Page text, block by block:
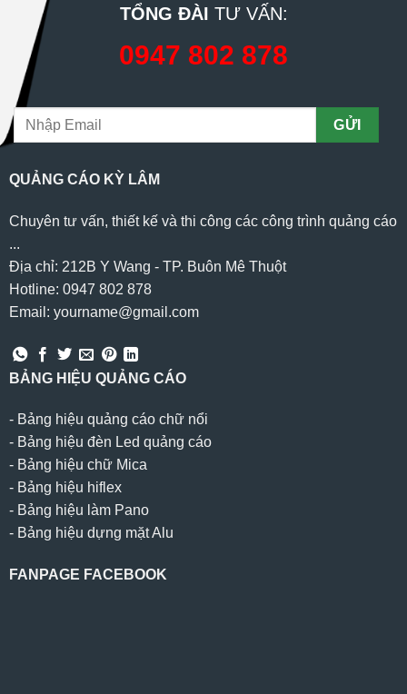
TỔNG ĐÀI TƯ VẤN:
0947 802 878
QUẢNG CÁO KỲ LÂM
Chuyên tư vấn, thiết kế và thi công các công trình quảng cáo
...
Địa chỉ: 212B Y Wang - TP. Buôn Mê Thuột
Hotline: 0947 802 878
Email: yourname@gmail.com
BẢNG HIỆU QUẢNG CÁO
- Bảng hiệu quảng cáo chữ nổi
- Bảng hiệu đèn Led quảng cáo
- Bảng hiệu chữ Mica
- Bảng hiệu hiflex
- Bảng hiệu làm Pano
- Bảng hiệu dựng mặt Alu
FANPAGE FACEBOOK